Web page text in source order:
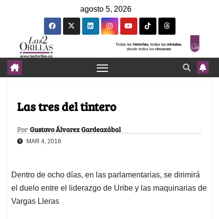
agosto 5, 2026
Las tres del tintero
Por Gustavo Álvarez Gardeazábal
MAR 4, 2018
Dentro de ocho días, en las parlamentarias, se dirimirá
el duelo entre el liderazgo de Uribe y las maquinarias de
Vargas Lleras